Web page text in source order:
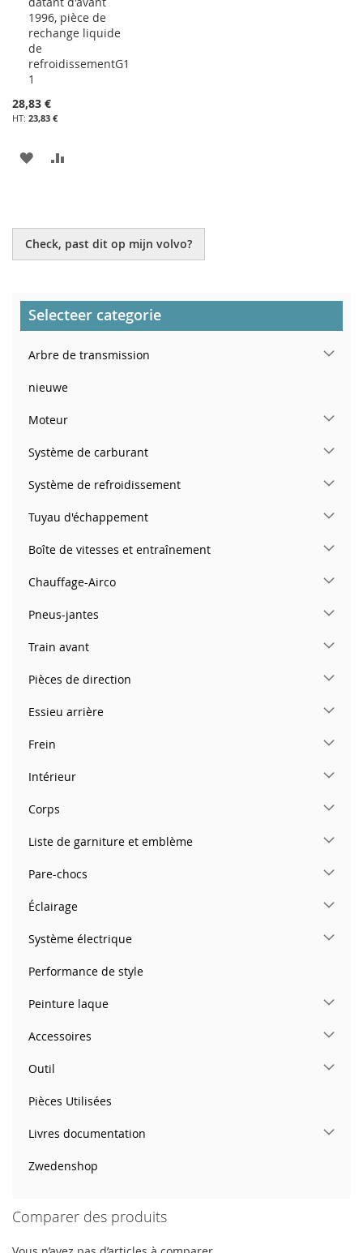
1996, pièce de
rechange liquide
de
refroidissementG1
1
28,83 €
23,83 €
AJOUTER
LISTE
Check, past dit op mijn volvo?
Selecteer categorie
Arbre de transmission
nieuwe
Moteur
Système de carburant
Système de refroidissement
Tuyau d'échappement
Boîte de vitesses et entraînement
Chauffage-Airco
Pneus-jantes
Train avant
Pièces de direction
Essieu arrière
Frein
Intérieur
Corps
Liste de garniture et emblème
Pare-chocs
Éclairage
Système électrique
Performance de style
Peinture laque
Accessoires
Outil
Pièces Utilisées
Livres documentation
Zwedenshop
Comparer des produits